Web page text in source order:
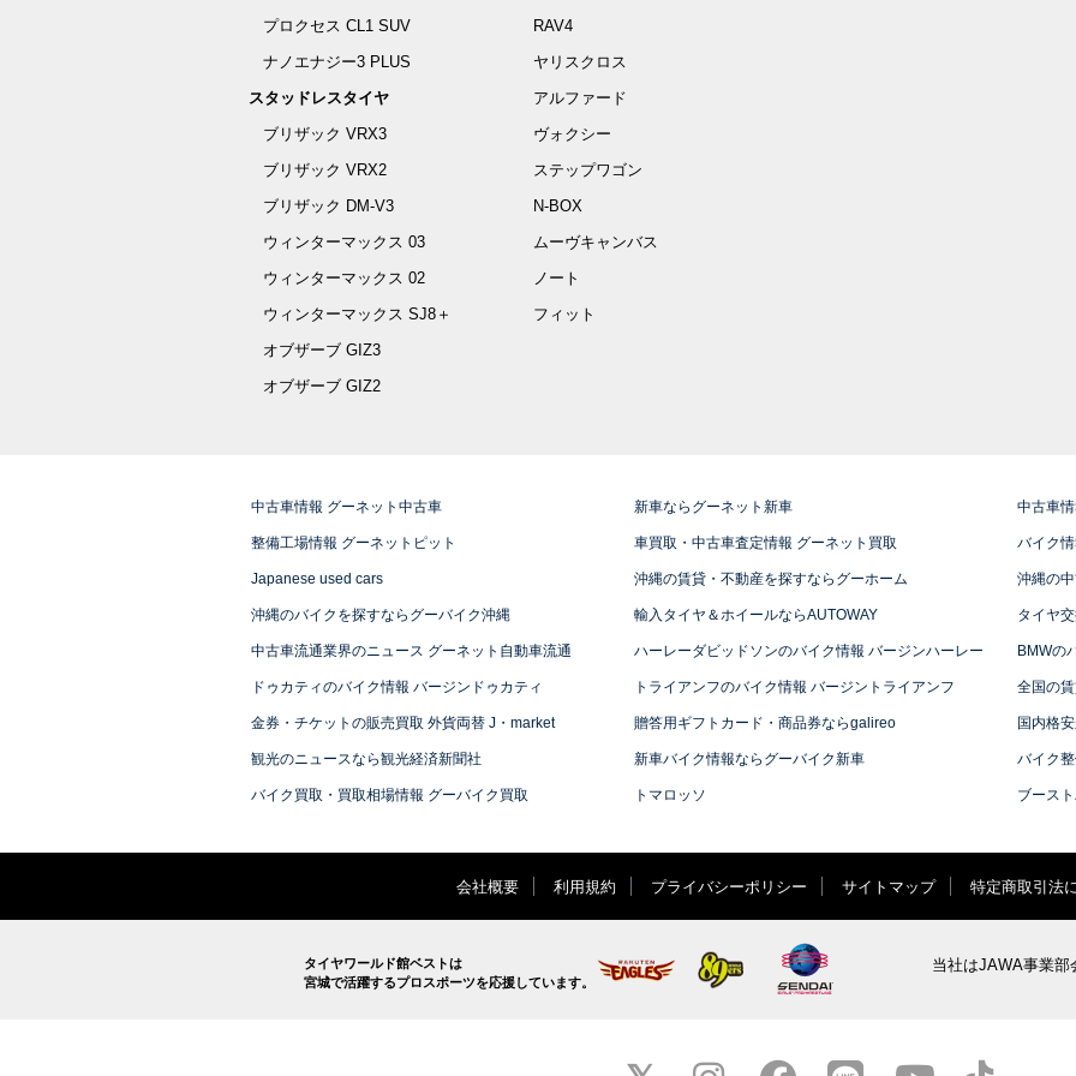
プロクセス CL1 SUV
ナノエナジー3 PLUS
スタッドレスタイヤ
ブリザック VRX3
ブリザック VRX2
ブリザック DM-V3
ウィンターマックス 03
ウィンターマックス 02
ウィンターマックス SJ8＋
オブザーブ GIZ3
オブザーブ GIZ2
RAV4
ヤリスクロス
アルファード
ヴォクシー
ステップワゴン
N-BOX
ムーヴキャンバス
ノート
フィット
中古車情報 グーネット中古車 新車ならグーネット新車 中古車
整備工場情報 グーネットピット 車買取・中古車査定情報 グーネット買取 バイク
Japanese used cars 沖縄の賃貸・不動産を探すならグーホーム 沖縄の
沖縄のバイクを探すならグーバイク沖縄 輸入タイヤ＆ホイールならAUTOWAY タイヤ
中古車流通業界のニュース グーネット自動車流通 ハーレーダビッドソンのバイク情報 バージンハーレー BMWの
ドゥカティのバイク情報 バージンドゥカティ トライアンフのバイク情報 バージントライアンフ 全国の
金券・チケットの販売買取 外貨両替 J・market 贈答用ギフトカード・商品券ならgalireo 国内格
観光のニュースなら観光経済新聞社 新車バイク情報ならグーバイク新車 バイク
バイク買取・買取相場情報 グーバイク買取 トマロッソ ブース
会社概要 利用規約 プライバシーポリシー サイトマップ 特定商取引法
タイヤワールド館ベストは
宮城で活躍するプロスポーツを応援しています。
当社はJAWA事業部